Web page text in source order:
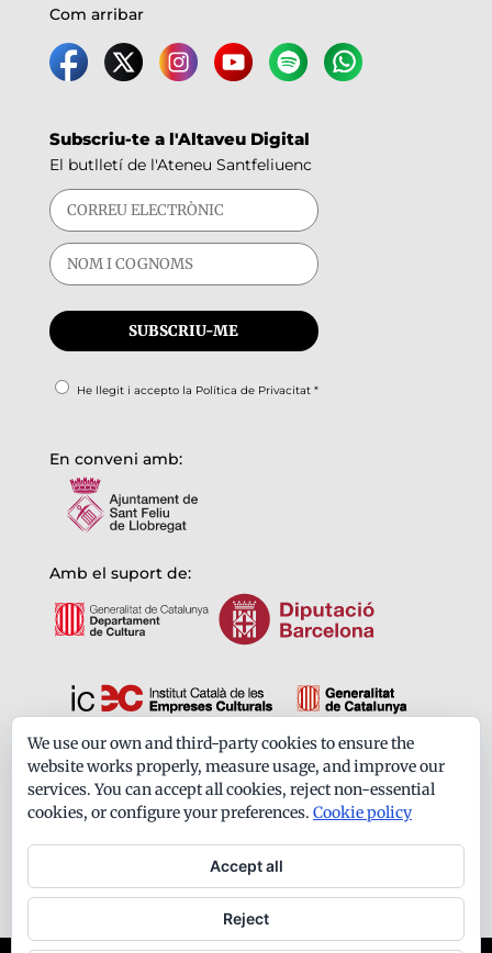
Com arribar
Subscriu-te a l'Altaveu Digital
El butlletí de l'Ateneu Santfeliuenc
He llegit i accepto la Política de Privacitat*
En conveni amb:
Amb el suport de:
Formem part de:
We use our own and third-party cookies to ensure the
website works properly, measure usage, and improve our
services. You can accept all cookies, reject non-essential
cookies, or configure your preferences. Cookie policy
Accept all
Reject